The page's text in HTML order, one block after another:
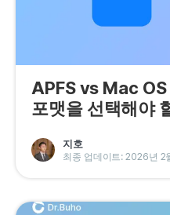
APFS vs Mac
포맷을 선택해야
지호
최종 업데이트: 2026년 2